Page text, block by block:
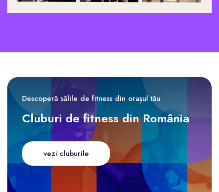
Descoperă sălile de fitness din orașul tău
Cluburi de fitness din România
vezi cluburile